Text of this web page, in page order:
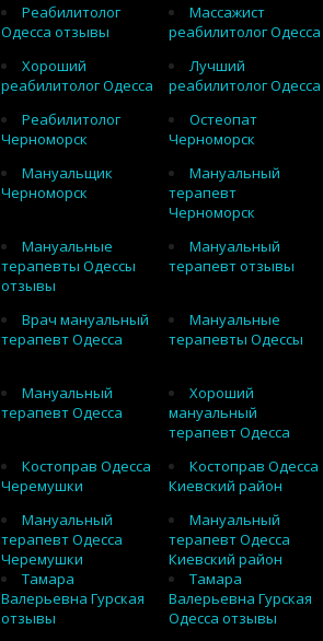
Реабилитолог
Одесса отзывы
Массажист
реабилитолог Одесса
Хороший
реабилитолог Одесса
Лучший
реабилитолог Одесса
Реабилитолог
Черноморск
Остеопат
Черноморск
Мануальщик
Черноморск
Мануальный
терапевт
Черноморск
Мануальные
терапевты Одессы
отзывы
Мануальный
терапевт отзывы
Врач мануальный
терапевт Одесса
Мануальные
терапевты Одессы
Мануальный
терапевт Одесса
Хороший
мануальный
терапевт Одесса
Костоправ Одесса
Черемушки
Костоправ Одесса
Киевский район
Мануальный
терапевт Одесса
Черемушки
Мануальный
терапевт Одесса
Киевский район
Тамара
Валерьевна Гурская
отзывы
Тамара
Валерьевна Гурская
Одесса отзывы